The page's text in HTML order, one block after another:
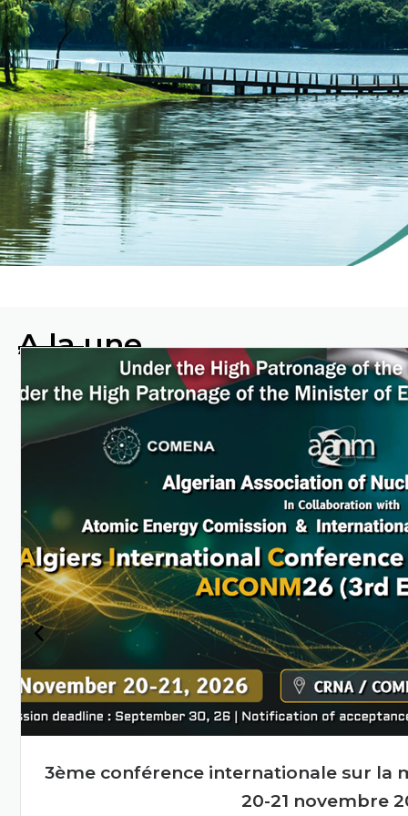
Protéger
l'environnement en
et à la technologie
nucléaires
En savoir plus
A la une
Cours de formation sur la sécurité
de première ligne, Alger,